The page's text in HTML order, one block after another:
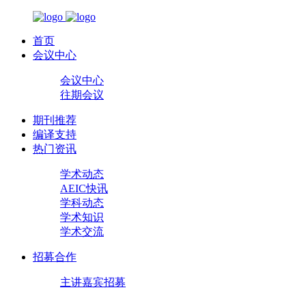
首页
会议中心
会议中心
往期会议
期刊推荐
编译支持
热门资讯
学术动态
AEIC快讯
学科动态
学术知识
学术交流
招募合作
主讲嘉宾招募